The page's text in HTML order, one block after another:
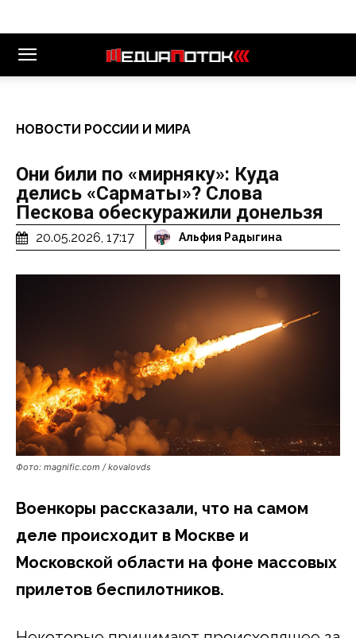
НОВОСТИ РОССИИ И МИРА
Они били по «мирняку»: Куда
делись «Сарматы»? Слова
Пескова обескуражили донельзя
20.05.2026, 17:17 Альфия Радыгина
Фото: magnific.com / kovalovds
Военкоры рассказали, что на самом
деле происходит в Москве и
Московской области на фоне массовых
прилетов беспилотников.